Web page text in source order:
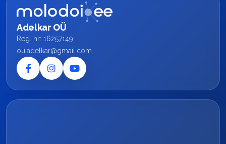
Adelkar OÜ
Reg. nr: 16257149
ou.adelkar@gmail.com